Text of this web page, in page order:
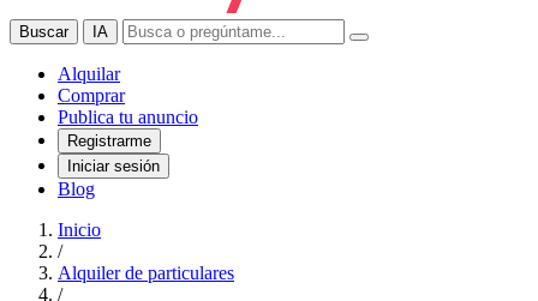
Buscar IA
Alquilar
Comprar
Publica tu anuncio
Registrarme
Iniciar sesión
Blog
Inicio
/
Alquiler de particulares
/